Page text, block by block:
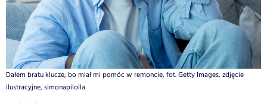
Dałem bratu klucze, bo miał mi pomóc w remoncie, fot. Getty Images, zdjęcie
ilustracyjne, simonapilolla